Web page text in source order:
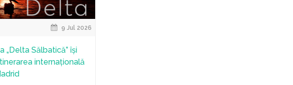
9 Jul 2026
„Delta Sălbatică” își
internațională